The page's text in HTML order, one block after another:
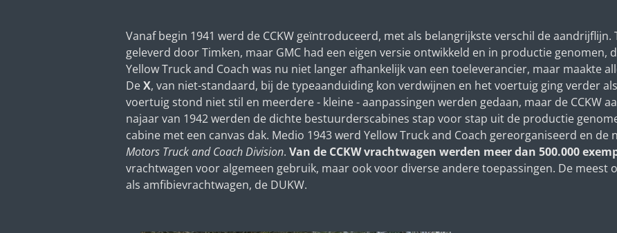
Vanaf begin 1941 werd de CCKW geïntroduceerd, met als belangrijkste verschil de
geleverd door Timken, maar GMC had een eigen versie ontwikkeld en in productie genomen,
Yellow Truck and Coach was nu niet langer afhankelijk van een toeleverancier, maar maakte
DeX, van niet-standaard, bij de typeaanduiding kon verdwijnen en het voertuig ging verder
voertuig stond niet stil en meerdere - kleine - aanpassingen werden gedaan, maar de CCKW
najaar van 1942 werden de dichte bestuurderscabines stap voor stap uit de productie
cabine met een canvas dak. Medio 1943 werd Yellow Truck and Coach gereorganiseerd en de
Motors Truck and Coach Division. Van de CCKW vrachtwagen werden meer dan 500.000
vrachtwagen voor algemeen gebruik, maar ook voor diverse andere toepassingen. De meest
als amfibievrachtwagen, de DUKW.